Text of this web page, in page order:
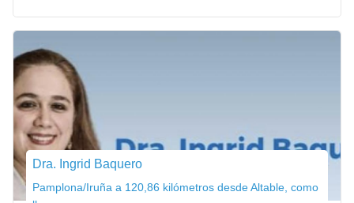
Dra. Ingrid Baquero
Pamplona/Iruña a 120,86 kilómetros desde Altable, como